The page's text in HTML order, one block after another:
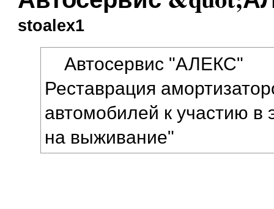
stoalex1
Автосервис "АЛЕКС"
Реставрация
автомобилей к участию в
на выживание"